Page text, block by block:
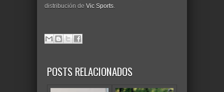
distribución de Vic Sports.
POSTS RELACIONADOS